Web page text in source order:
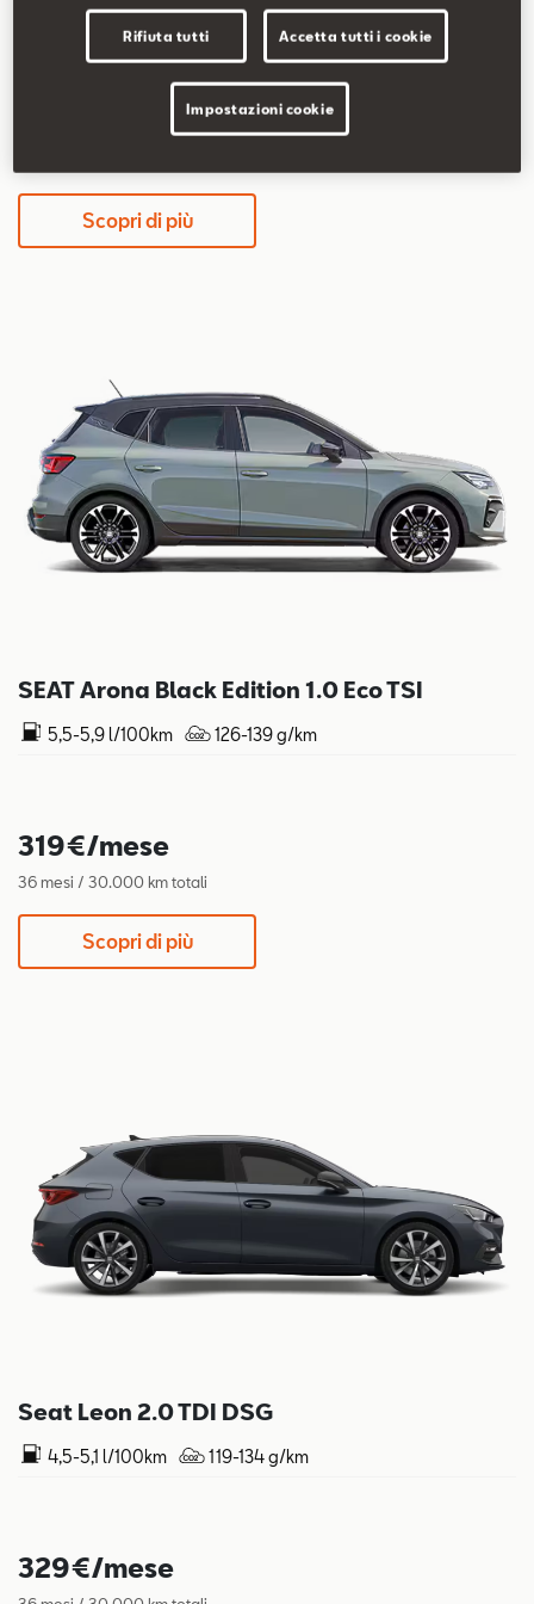
5,2-5,8 l/100km 117-131 g/km
339€/mese
Scopri di più
SEAT Arona Black Edition 1.0 Eco TSI
5,5-5,9 l/100km 126-139 g/km
319€/mese
36 mesi / 30.000 km totali
Scopri di più
Seat Leon 2.0 TDI DSG
4,5-5,1 l/100km 119-134 g/km
329€/mese
Rifiuta tutti Accetta tutti i cookie
Impostazioni cookie